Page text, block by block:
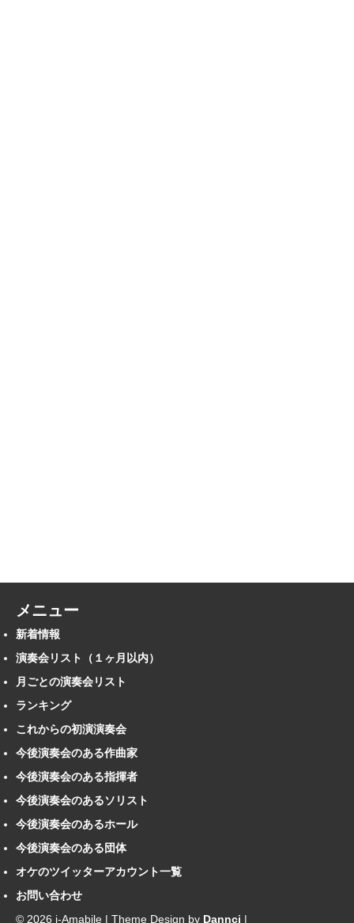
メニュー
新着情報
演奏会リスト（１ヶ月以内）
月ごとの演奏会リスト
ランキング
これからの初演演奏会
今後演奏会のある作曲家
今後演奏会のある指揮者
今後演奏会のあるソリスト
今後演奏会のあるホール
今後演奏会のある団体
オケのツイッターアカウント一覧
お問い合わせ
© 2026 i-Amabile | Theme Design by Dannci |